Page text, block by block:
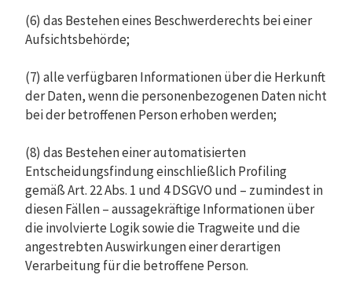
(6) das Bestehen eines Beschwerderechts bei einer
Aufsichtsbehörde;
(7) alle verfügbaren Informationen über die Herkunft
der Daten, wenn die personenbezogenen Daten nicht
bei der betroffenen Person erhoben werden;
(8) das Bestehen einer automatisierten
Entscheidungsfindung einschließlich Profiling
gemäß Art. 22 Abs. 1 und 4 DSGVO und – zumindest in
diesen Fällen – aussagekräftige Informationen über
die involvierte Logik sowie die Tragweite und die
angestrebten Auswirkungen einer derartigen
Verarbeitung für die betroffene Person.